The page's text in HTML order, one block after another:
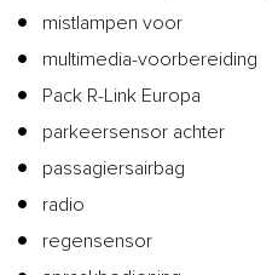
mistlampen voor
multimedia-voorbereiding
Pack R-Link Europa
parkeersensor achter
passagiersairbag
radio
regensensor